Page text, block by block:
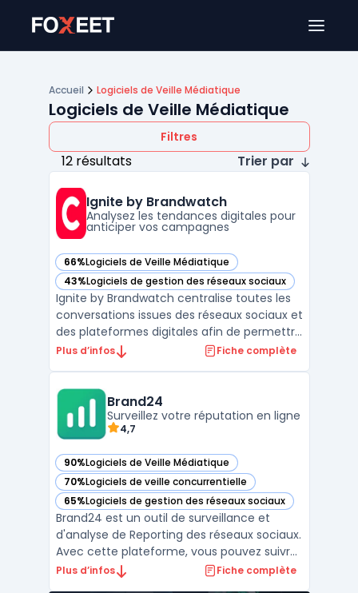
Accueil Logiciels de Veille Médiatique
Logiciels de Veille Médiatique
Filtres
12 résultats Trier par
Ignite by Brandwatch
Analysez les tendances digitales pour
anticiper vos campagnes
66%Logiciels de Veille Médiatique
— voir Ignite by Brandwatch dans cette catégorie
43%Logiciels de gestion des réseaux sociaux
— voir Ignite by Brandwatch dans cette catégorie
Ignite by Brandwatch centralise toutes les
conversations issues des réseaux sociaux et
des plateformes digitales afin de permettre
un suivi en temps réel de la réputation en
mentions par semaine et ajustent leur suivi
en ...
Plus d’infos Fiche complète
Brand24
Surveillez votre réputation en ligne
4,7
90%Logiciels de Veille Médiatique
— voir Brand24 dans cette catégorie
70%Logiciels de veille concurrentielle
— voir Brand24 dans cette catégorie
65%Logiciels de gestion des réseaux sociaux
— voir Brand24 dans cette catégorie
Brand24 est un outil de surveillance et
d'analyse de Reporting des réseaux sociaux.
Avec cette plateforme, vous pouvez suivre
votre présence sur les réseaux sociaux, les
Plus d’infos Fiche complète